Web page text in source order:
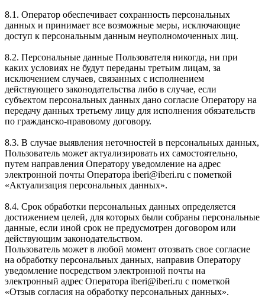
8.1. Оператор обеспечивает сохранность персональных
данных и принимает все возможные меры, исключающие
доступ к персональным данным неуполномоченных лиц.
8.2. Персональные данные Пользователя никогда, ни при
каких условиях не будут переданы третьим лицам, за
исключением случаев, связанных с исполнением
действующего законодательства либо в случае, если
субъектом персональных данных дано согласие Оператору на
передачу данных третьему лицу для исполнения обязательств
по гражданско-правовому договору.
8.3. В случае выявления неточностей в персональных данных,
Пользователь может актуализировать их самостоятельно,
путем направления Оператору уведомление на адрес
электронной почты Оператора iberi@iberi.ru с пометкой
«Актуализация персональных данных».
8.4. Срок обработки персональных данных определяется
достижением целей, для которых были собраны персональные
данные, если иной срок не предусмотрен договором или
действующим законодательством.
Пользователь может в любой момент отозвать свое согласие
на обработку персональных данных, направив Оператору
уведомление посредством электронной почты на
электронный адрес Оператора iberi@iberi.ru с пометкой
«Отзыв согласия на обработку персональных данных».